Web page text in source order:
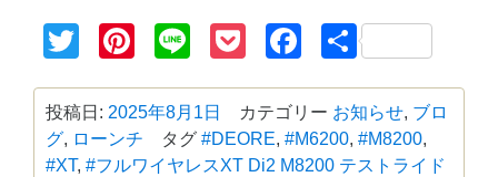
TwitterPinterest
Line PocketFacebook
共
投稿日: 2025年8月1日 カテゴリー お知らせ, ブロ
グ, ローンチ タグ #DEORE, #M6200, #M8200,
#XT, #フルワイヤレスXT Di2 M8200 テストライド